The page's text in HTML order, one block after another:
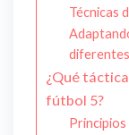
Técnicas
¿Qué
fútbol 5?
Principios